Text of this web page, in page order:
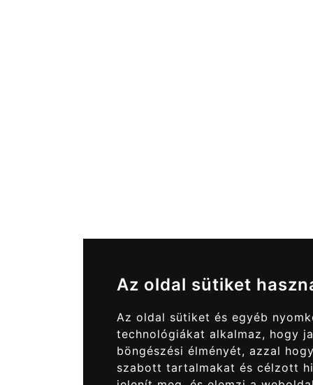
Az oldal sütiket
Az oldal sütiket és egyéb
technológiákat alkalmaz, hogy
böngészési élményét, azzal
szabott tartalmakat és célzott